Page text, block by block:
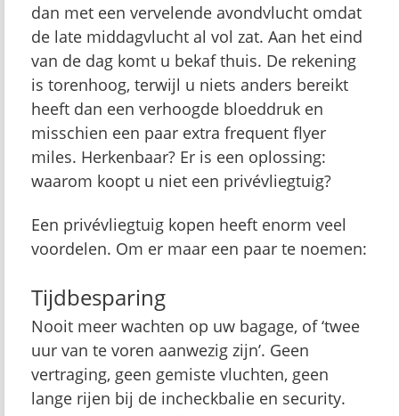
dan met een vervelende avondvlucht omdat
de late middagvlucht al vol zat. Aan het eind
van de dag komt u bekaf thuis. De rekening
is torenhoog, terwijl u niets anders bereikt
heeft dan een verhoogde bloeddruk en
misschien een paar extra frequent flyer
miles. Herkenbaar? Er is een oplossing:
waarom koopt u niet een privévliegtuig?
Een privévliegtuig kopen heeft enorm veel
voordelen. Om er maar een paar te noemen:
Tijdbesparing
Nooit meer wachten op uw bagage, of ‘twee
uur van te voren aanwezig zijn’. Geen
vertraging, geen gemiste vluchten, geen
lange rijen bij de incheckbalie en security.